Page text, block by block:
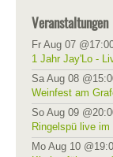
Veranstaltungen
Fr Aug 07
1 Jahr Jay'Lo -
Sa Aug 08
Weinfest am
So Aug 09
Ringelspü live im
Mo Aug 10